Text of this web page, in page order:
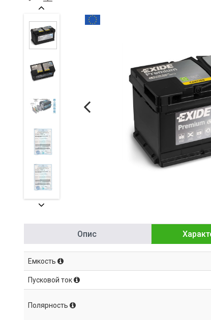
Опис
Емкость
Пусковой ток
Полярность